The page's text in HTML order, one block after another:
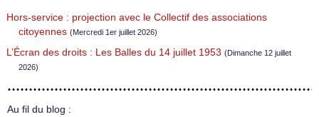
Hors-service : projection avec le Collectif des associations
citoyennes (Mercredi 1er juillet 2026)
L’Écran des droits : Les Balles du 14 juillet 1953 (Dimanche 12 juillet
2026)
Au fil du blog :